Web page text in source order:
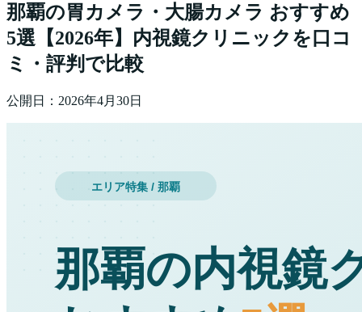
那覇の胃カメラ・大腸カメラ おすすめ
5選【2026年】 内視鏡クリニックを口コ
ミ・評判で比較
公開日： 2026年4月30日